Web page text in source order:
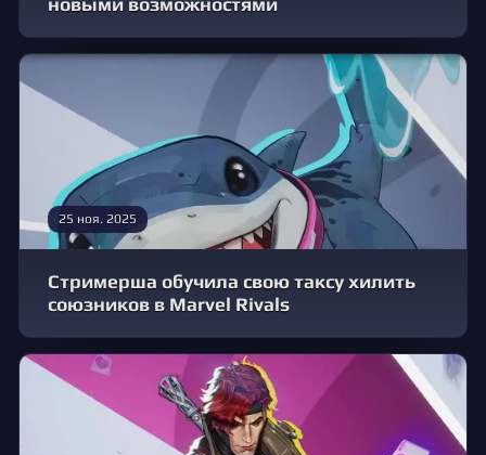
25 ноя. 2025
Стримерша обучила свою таксу хилить
союзников в Marvel Rivals